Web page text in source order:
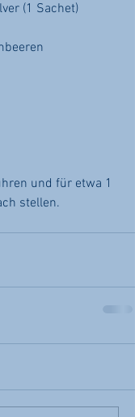
(1 Sachet)
und für etwa 1
stellen.